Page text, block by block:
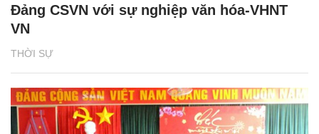
THỜI SỰ
Đảng CSVN với sự nghiệp văn hóa-VHNT
VN